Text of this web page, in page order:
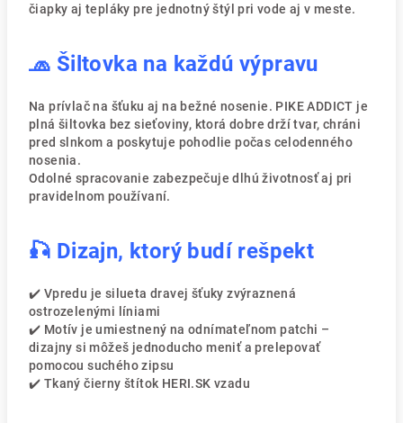
čiapky aj tepláky pre jednotný štýl pri vode aj v meste.
🧢 Šiltovka na každú výpravu
Na prívlač na šťuku aj na bežné nosenie. PIKE ADDICT je
plná šiltovka bez sieťoviny, ktorá dobre drží tvar, chráni
pred slnkom a poskytuje pohodlie počas celodenného
nosenia.
Odolné spracovanie zabezpečuje dlhú životnosť aj pri
pravidelnom používaní.
🎣 Dizajn, ktorý budí rešpekt
✔️ Vpredu je silueta dravej šťuky zvýraznená
ostrozelenými líniami
✔️ Motív je umiestnený na odnímateľnom patchi –
dizajny si môžeš jednoducho meniť a prelepovať
pomocou suchého zipsu
✔️ Tkaný čierny štítok HERI.SK vzadu